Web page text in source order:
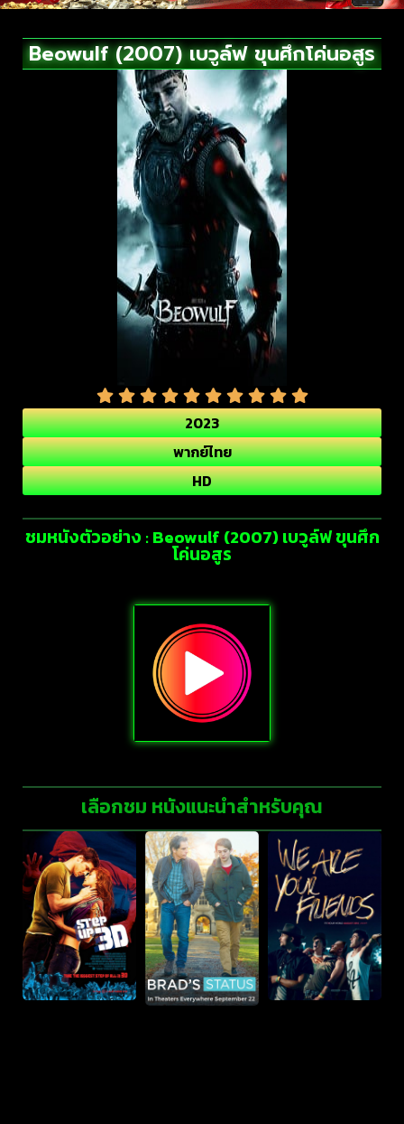
Beowulf (2007) เบวูล์ฟ ขุนศึกโค่นอสูร
2023
พากย์ไทย
HD
ชมหนังตัวอย่าง : Beowulf (2007) เบวูล์ฟ ขุนศึก
โค่นอสูร
เลือกชม หนังแนะนำสำหรับคุณ